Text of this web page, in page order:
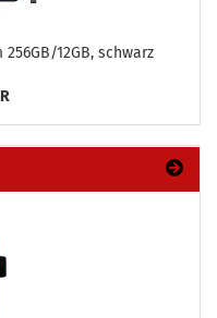
12GB, schwarz